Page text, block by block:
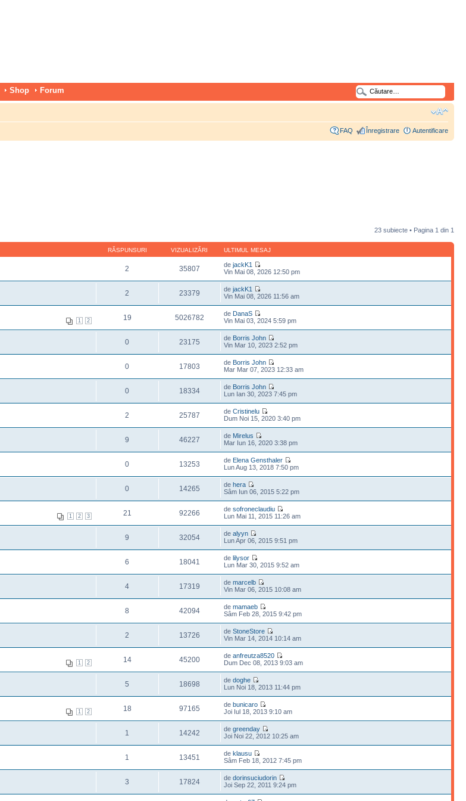
Shop Forum
FAQ Înregistrare Autentificare
23 subiecte • Pagina 1 din 1
RĂSPUNSURI VIZUALIZĂRI ULTIMUL MESAJ
2 35807 dejackK1
Vin Mai 08, 2026 12:50 pm
2 23379 dejackK1
Vin Mai 08, 2026 11:56 am
1 2 19 5026782 de DanaS
Vin Mai 03, 2024 5:59 pm
0 23175 de Borris John
Vin Mar 10, 2023 2:52 pm
0 17803 de Borris John
Mar Mar 07, 2023 12:33 am
0 18334 de Borris John
Lun Ian 30, 2023 7:45 pm
2 25787 deCristinelu
Dum Noi 15, 2020 3:40 pm
9 46227 de Mirelus
Mar Iun 16, 2020 3:38 pm
0 13253 de Elena Gensthaler
Lun Aug 13, 2018 7:50 pm
0 14265 dehera
Sâm Iun 06, 2015 5:22 pm
1 2 3 21 92266 desofroneclaudiu
Lun Mai 11, 2015 11:26 am
9 32054 dealyyn
Lun Apr 06, 2015 9:51 pm
6 18041 delilysor
Lun Mar 30, 2015 9:52 am
4 17319 demarcelb
Vin Mar 06, 2015 10:08 am
8 42094 demamaeb
Sâm Feb 28, 2015 9:42 pm
2 13726 deStoneStore
Vin Mar 14, 2014 10:14 am
1 2 14 45200 deanfreutza8520
Dum Dec 08, 2013 9:03 am
5 18698 dedoghe
Lun Noi 18, 2013 11:44 pm
1 2 18 97165 debunicaro
Joi Iul 18, 2013 9:10 am
1 14242 degreenday
Joi Noi 22, 2012 10:25 am
1 13451 deklausu
Sâm Feb 18, 2012 7:45 pm
3 17824 dedorinsuciudorin
Joi Sep 22, 2011 9:24 pm